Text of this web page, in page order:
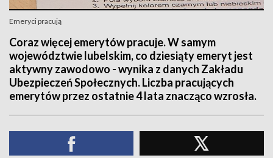
Emeryci pracują
Coraz więcej emerytów pracuje. W samym
województwie lubelskim, co dziesiąty emeryt jest
aktywny zawodowo - wynika z danych Zakładu
Ubezpieczeń Społecznych. Liczba pracujących
emerytów przez ostatnie 4 lata znacząco wzrosła.